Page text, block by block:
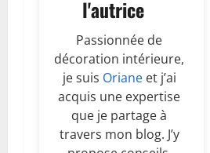
l'autrice
Passionnée de
décoration intérieure,
je suis Orianeet j’ai
acquis une expertise
que je partage à
travers mon blog. J’y